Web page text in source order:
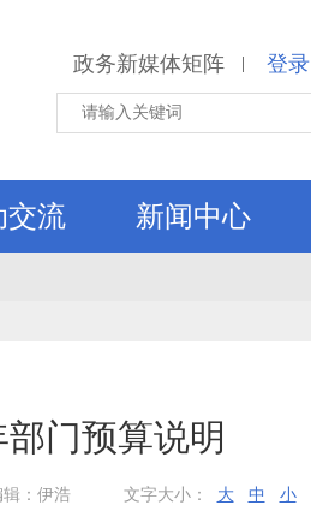
政务新媒体矩阵 | 登录
交流 新闻中心
门预算说明
：伊浩 文字大小： 大 中 小